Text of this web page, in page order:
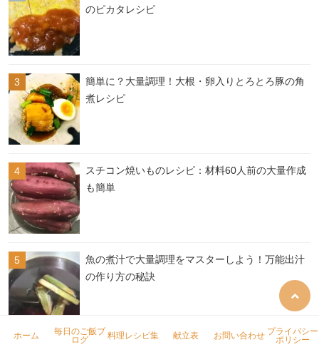
ホーム
毎日のご飯ブ
ログ
料理レシピ集 献立表 お問い合わせ プライバシー
ポリシー
のピカタレシピ
簡単に？大量調理！大根・卵入りとろとろ豚の角
煮レシピ
スチコン焼いものレシピ：材料60人前の大量作成
も簡単
魚の煮汁で大量調理をマスターしよう！万能出汁
の作り方の秘訣